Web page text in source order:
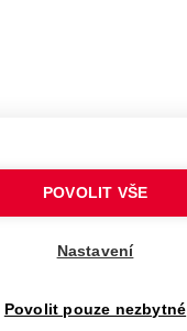
POVOLIT VŠE
Nastavení
Povolit pouze nezbytné